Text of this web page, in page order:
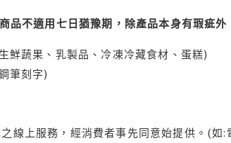
不適用七日猶豫期，除產品本身有瑕疵外
鮮蔬果、乳製品、冷凍冷藏食材、蛋糕)
筆刻字)
線上服務，經消費者事先同意始提供。(如: